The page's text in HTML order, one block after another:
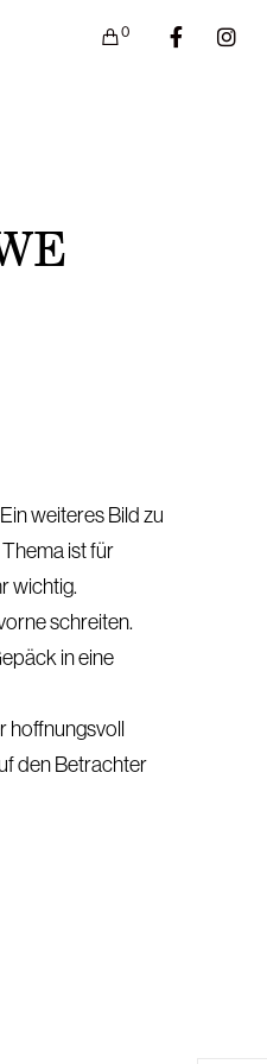
0
weiteres Bild zu
ist für
wichtig.
schreiten.
in eine
hoffnungsvoll
den Betrachter